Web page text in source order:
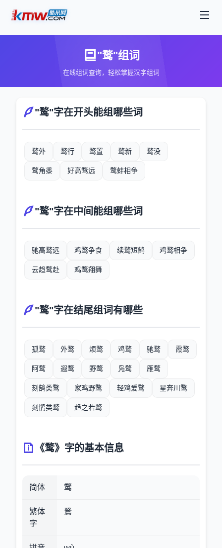
"鹜"组词
在线组词查询，轻松掌握汉字组词
"鹜"字在开头能组哪些词
鹜外 鹜行 鹜置 鹜新 鹜没
鹜角黍 好高骛远 鹜蚌相争
"鹜"字在中间能组哪些词
驰高鹜远 鸡鹜争食 续鹜短鹤 鸡鹜相争
云趋鹜赴 鸡鹜翔舞
"鹜"字在结尾组词有哪些
孤鹜 外鹜 烦鹜 鸡鹜 驰鹜 霞鹜
阿鹜 遐鹜 野鹜 凫鹜 雁鹜
刻鹄类鹜 家鸡野鹜 轻鸡爱鹜 星奔川鹜
刻鹘类鹜 趋之若鹜
《鹜》字的基本信息
简体 鹜
繁体
字
鶩